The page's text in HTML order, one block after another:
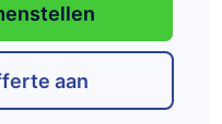
aan